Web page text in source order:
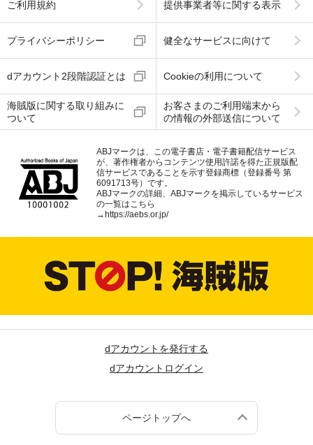
ご利用規約 提供事業者等に関する表示
プライバシーポリシー 健全なサービスに向けて
dアカウント2段階認証とは Cookieの利用について
海賊版に関する取り組みに
ついて
お客さまのご利用端末から
の情報の外部送信について
ABJマークは、この電子書店・電子書籍配信サービス
が、著作権者からコンテンツ使用許諾を得た正規版配
信サービスであることを示す登録商標（登録番号 第
6091713号）です。
ABJマークの詳細、ABJマークを掲示しているサービス
の一覧はこちら
→ https://aebs.or.jp/
dアカウントを発行する
dアカウントログイン
ページトップへ